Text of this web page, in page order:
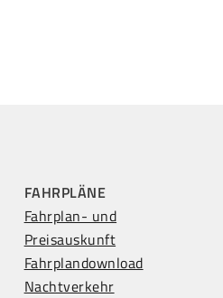
FAHRPLÄNE
Fahrplan- und
Preisauskunft
Fahrplandownload
Nachtverkehr